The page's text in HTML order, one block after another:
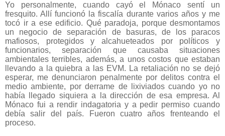
Yo personalmente, cuando cayó el Mónaco sentí un
fresquito. Allí funcionó la fiscalía durante varios años y me
tocó ir a ese edificio. Qué paradoja, porque desmontamos
un negocio de separación de basuras, de los paracos
mafiosos, protegidos y alcahueteados por políticos y
funcionarios, separación que causaba situaciones
ambientales terribles, además, a unos costos que estaban
llevando a la quiebra a las EVM. La retaliación no se dejó
esperar, me denunciaron penalmente por delitos contra el
medio ambiente, por derrame de lixiviados cuando yo no
había llegado siquiera a la dirección de esa empresa. Al
Mónaco fui a rendir indagatoria y a pedir permiso cuando
debía salir del país. Fueron cuatro años frenteando el
proceso.